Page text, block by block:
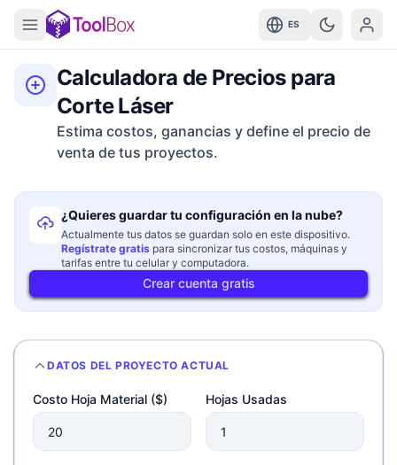
ES
Calculadora de Precios para
Corte Láser
Estima costos, ganancias y define el precio de
venta de tus proyectos.
¿Quieres guardar tu configuración en la nube?
Actualmente tus datos se guardan solo en este dispositivo.
Regístrate gratis para sincronizar tus costos, máquinas y
tarifas entre tu celular y computadora.
Crear cuenta gratis
DATOS DEL PROYECTO ACTUAL
Costo Hoja Material ($) Hojas Usadas